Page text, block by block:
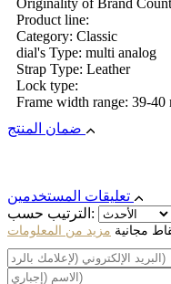
Product line:
Category: Classic
dial's Type: multi analog
Strap Type: Leather
Lock type:
Frame width range: 39-40
الترتيب حسب:
مجانية مزيد من المعلومات